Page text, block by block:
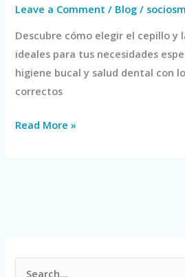
Leave a Comment / Blog /
Descubre cómo elegir el cepillo y
ideales para tus necesidades
higiene bucal y salud dental con
correctos
Read More »